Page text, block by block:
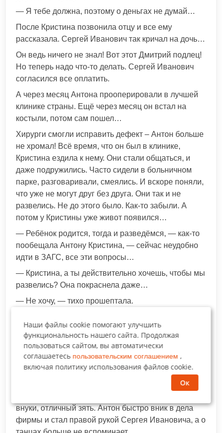
— Я тебе должна, поэтому о деньгах не думай…
После Кристина позвонила отцу и все ему
рассказала. Сергей Иванович так кричал на дочь…
Он ведь ничего не знал! Вот этот Дмитрий подлец!
Но теперь надо что-то делать. Сергей Иванович
согласился все оплатить.
А через месяц Антона прооперировали в лучшей
клинике страны. Ещё через месяц он встал на
костыли, потом сам пошел…
Хирурги смогли исправить дефект – Антон больше
не хромал! Всё время, что он был в клинике,
Кристина ездила к нему. Они стали общаться, и
даже подружились. Часто сидели в больничном
парке, разговаривали, смеялись. И вскоре поняли,
что уже не могут друг без друга. Они так и не
развелись. Не до этого было. Как-то забыли. А
потом у Кристины уже живот появился…
— Ребёнок родится, тогда и разведёмся, — как-то
пообещала Антону Кристина, — сейчас неудобно
идти в ЗАГС, все эти вопросы…
— Кристина, а ты действительно хочешь, чтобы мы
развелись? Она покраснела даже…
— Не хочу, — тихо прошептала.
твердо сказал Антон.
Вначале в их семье родилась Алёнка, через два
года Кирилл…
Они стали самой настоящей дружной семьей.
Сергей Иванович и Светлана Андреевна были так
внуки, отличный зять. Антон быстро вник в дела
фирмы и стал правой рукой Сергея Ивановича, а о
Наши файлы cookie помогают улучшить
функциональность нашего сайта. Продолжая
пользоваться сайтом, вы автоматически
соглашаетесь пользовательским соглашением ,
включая политику использования файлов cookie.
Ок